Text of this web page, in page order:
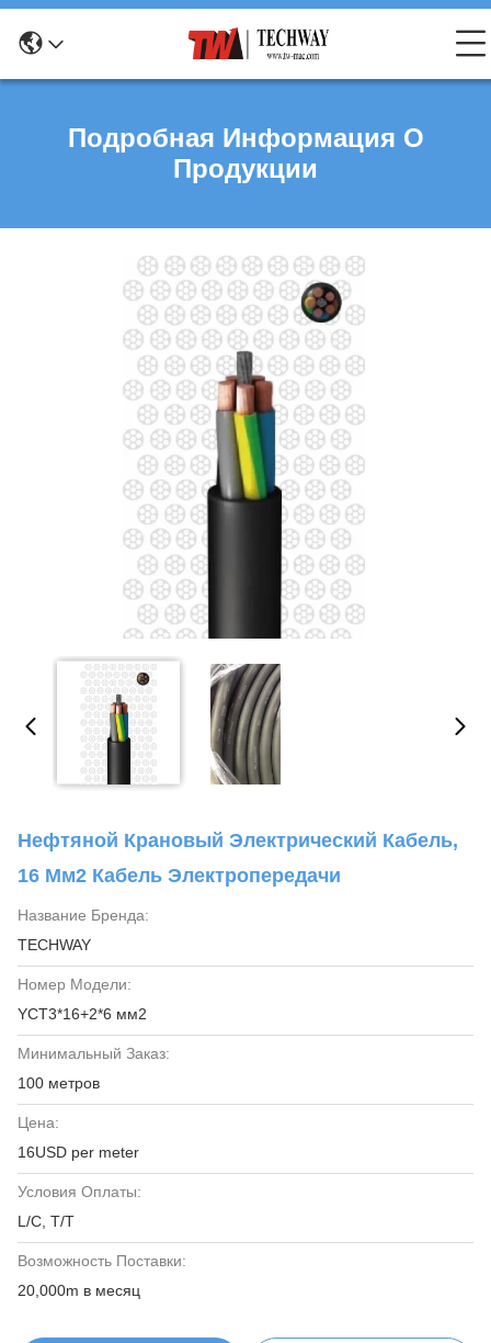
Подробная Информация О
Продукции
Нефтяной Крановый Электрический Кабель,
16 Мм2 Кабель Электропередачи
Название Бренда:
TECHWAY
Номер Модели:
YCT3*16+2*6 мм2
Минимальный Заказ:
100 метров
Цена:
16USD per meter
Условия Оплаты:
L/C, T/T
Возможность Поставки:
20,000m в месяц